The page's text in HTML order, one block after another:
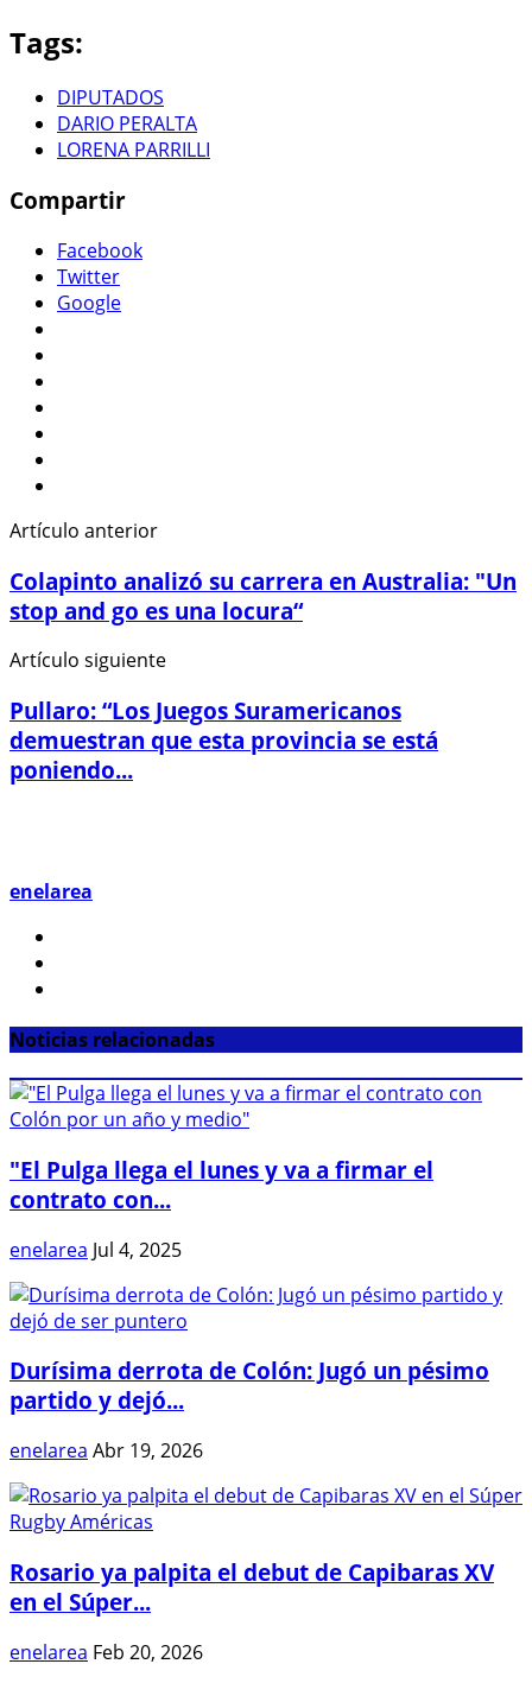
Tags:
DIPUTADOS
DARIO PERALTA
LORENA PARRILLI
Compartir
Facebook
Twitter
Google
Artículo anterior
Colapinto analizó su carrera en Australia: "Un
stop and go es una locura“
Artículo siguiente
Pullaro: “Los Juegos Suramericanos
demuestran que esta provincia se está
poniendo...
enelarea
Noticias relacionadas
"El Pulga llega el lunes y va a firmar el
contrato con...
enelarea Jul 4, 2025
Durísima derrota de Colón: Jugó un pésimo
partido y dejó...
enelarea Abr 19, 2026
Rosario ya palpita el debut de Capibaras XV
en el Súper...
enelarea Feb 20, 2026